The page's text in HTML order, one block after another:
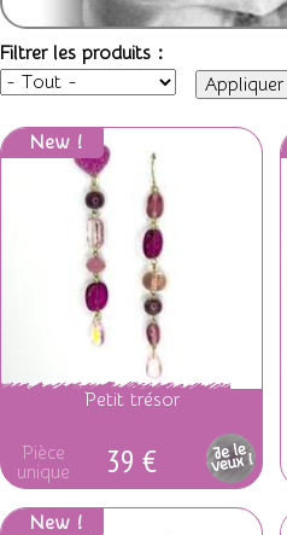
Filtrer les produits :
Petit trésor
Pièce
unique
New !
39 €
New !